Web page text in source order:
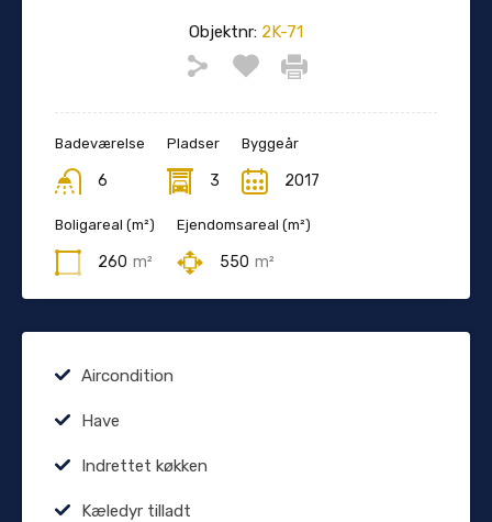
Objektnr: 2K-71
Badeværelse
6
Pladser
3
Byggeår
2017
Boligareal (m²)
260 m²
Ejendomsareal (m²)
550 m²
Aircondition
Have
Indrettet køkken
Kæledyr tilladt